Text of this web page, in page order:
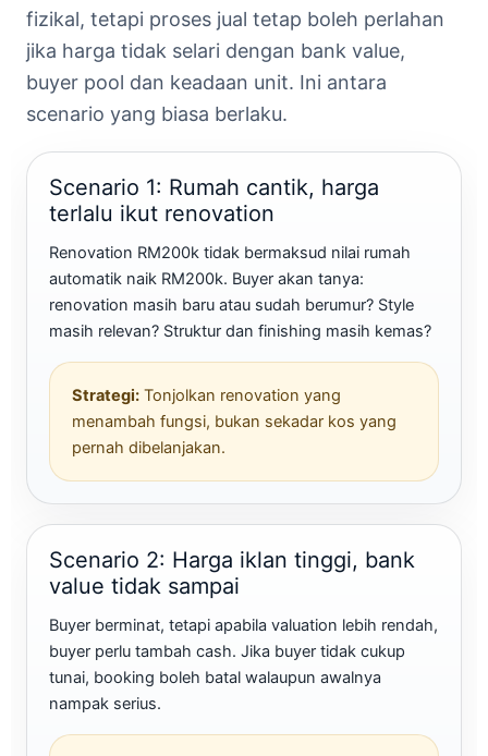
fizikal, tetapi proses jual tetap boleh perlahan
jika harga tidak selari dengan bank value,
buyer pool dan keadaan unit. Ini antara
scenario yang biasa berlaku.
Scenario 1: Rumah cantik, harga
terlalu ikut renovation
Renovation RM200k tidak bermaksud nilai rumah
automatik naik RM200k. Buyer akan tanya:
renovation masih baru atau sudah berumur? Style
masih relevan? Struktur dan finishing masih kemas?
Strategi: Tonjolkan renovation yang
menambah fungsi, bukan sekadar kos yang
pernah dibelanjakan.
Scenario 2: Harga iklan tinggi, bank
value tidak sampai
Buyer berminat, tetapi apabila valuation lebih rendah,
buyer perlu tambah cash. Jika buyer tidak cukup
tunai, booking boleh batal walaupun awalnya
nampak serius.